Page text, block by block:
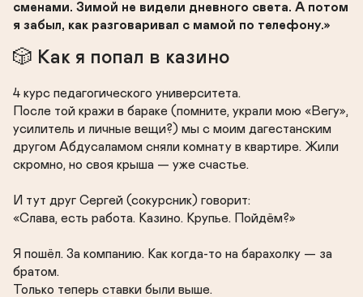
сменами. Зимой не видели дневного света. А потом
я забыл, как разговаривал с мамой по телефону.»
🎲 Как я попал в казино
4 курс педагогического университета.
После той кражи в бараке (помните, украли мою «Вегу»,
усилитель и личные вещи?) мы с моим дагестанским
другом Абдусаламом сняли комнату в квартире. Жили
скромно, но своя крыша — уже счастье.
И тут друг Сергей (сокурсник) говорит:
«Слава, есть работа. Казино. Крупье. Пойдём?»
Я пошёл. За компанию. Как когда-то на барахолку — за
братом.
Только теперь ставки были выше.